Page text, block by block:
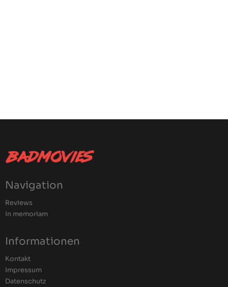
Navigation
Reviews
In memoriam
Informationen
Kontakt
Impressum
Datenschutz